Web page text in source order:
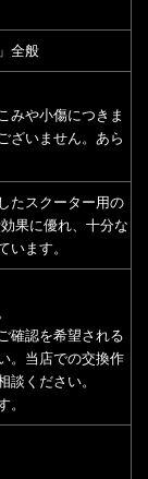
全般
みや小傷につきま
ざいません。あら
たスクーター用の
果に優れ、十分な
います。
確認を希望される
。当店での交換作
談ください。
。